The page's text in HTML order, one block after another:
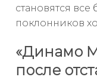
становятся
поклонников
«Динамо
после